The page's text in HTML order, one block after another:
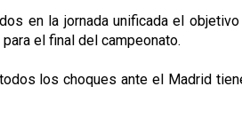
en la jornada unificada el
el final del campeonato.
los choques ante el Madrid